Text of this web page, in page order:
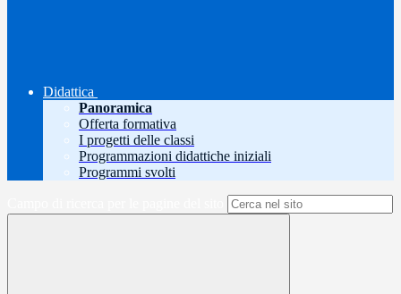
Didattica
Panoramica
Offerta formativa
I progetti delle classi
Programmazioni didattiche iniziali
Programmi svolti